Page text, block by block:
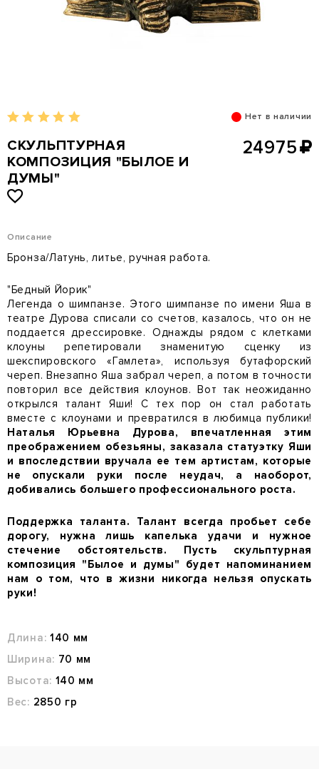
Нет в наличии
СКУЛЬПТУРНАЯ
КОМПОЗИЦИЯ "БЫЛОЕ И
ДУМЫ"
24975
Описание
Бронза/Латунь, литье, ручная работа.
"Бедный Йорик"
Легенда о шимпанзе. Этого шимпанзе по имени Яша в
театре Дурова списали со счетов, казалось, что он не
поддается дрессировке. Однажды рядом с клетками
клоуны репетировали знаменитую сценку из
шекспировского «Гамлета», используя бутафорский
череп. Внезапно Яша забрал череп, а потом в точности
повторил все действия клоунов. Вот так неожиданно
открылся талант Яши! С тех пор он стал работать
вместе с клоунами и превратился в любимца публики!
Наталья Юрьевна Дурова, впечатленная этим
преображением обезьяны, заказала статуэтку Яши
и впоследствии вручала ее тем артистам, которые
не опускали руки после неудач, а наоборот,
добивались большего профессионального роста.
Поддержка таланта. Талант всегда пробьет себе
дорогу, нужна лишь капелька удачи и нужное
стечение обстоятельств. Пусть скульптурная
композиция "Былое и думы" будет напоминанием
нам о том, что в жизни никогда нельзя опускать
руки!
Длина: 140 мм
Ширина: 70 мм
Высота: 140 мм
Вес: 2850 гр